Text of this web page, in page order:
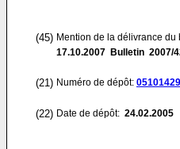
(45) Mention de la délivrance du
17.10.2007 Bulletin 2007/
(21) Numéro de dépôt:
(22) Date de dépôt: 24.02.2005